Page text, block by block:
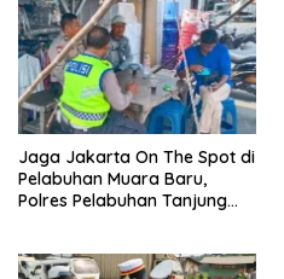
Jaga Jakarta On The Spot di
Pelabuhan Muara Baru,
Polres Pelabuhan Tanjung
Masyarakat